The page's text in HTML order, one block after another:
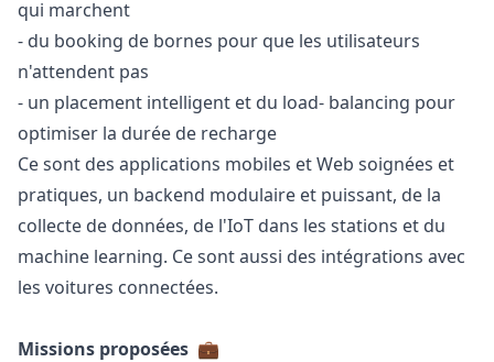
qui marchent
- du booking de bornes pour que les utilisateurs
n'attendent pas
- un placement intelligent et du load- balancing pour
optimiser la durée de recharge
Ce sont des applications mobiles et Web soignées et
pratiques, un backend modulaire et puissant, de la
collecte de données, de l'IoT dans les stations et du
machine learning. Ce sont aussi des intégrations avec
les voitures connectées.
Missions proposées 💼